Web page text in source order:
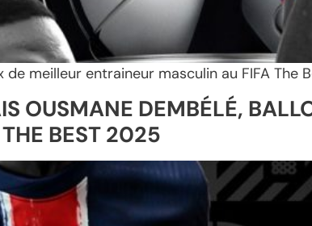
de meilleur entraineur masculin au FIFA The
OUSMANE DEMBÉLÉ,
BEST 2025